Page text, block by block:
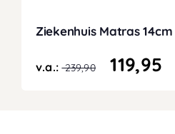
Ziekenhuis Matras 14cm
v.a.:239,90 119,95